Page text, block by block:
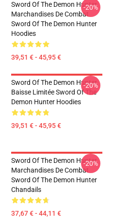
Sword Of The Demon Hunter
Marchandises De Combat
Sword Of The Demon Hunter
Hoodies
39,51 € - 45,95 €
-20%
Sword Of The Demon Hunter
Baisse Limitée Sword Of The
Demon Hunter Hoodies
39,51 € - 45,95 €
-20%
Sword Of The Demon Hunter
Marchandises De Combat
Sword Of The Demon Hunter
Chandails
37,67 € - 44,11 €
-20%